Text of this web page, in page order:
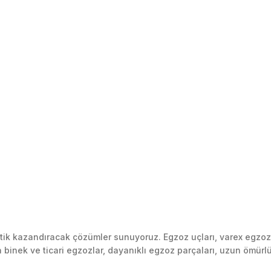
kazandıracak çözümler sunuyoruz. Egzoz uçları, varex
ve ticari egzozlar, dayanıklı egzoz parçaları, uzun